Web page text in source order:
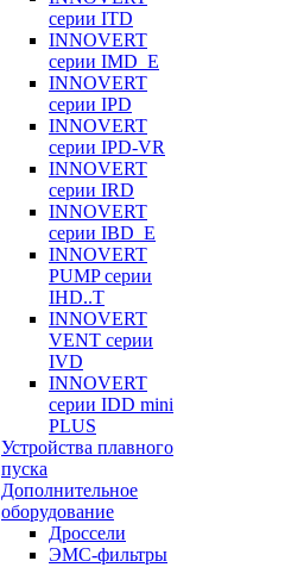
серии ITD
INNOVERT
серии IMD_E
INNOVERT
серии IPD
INNOVERT
серии IPD-VR
INNOVERT
серии IRD
INNOVERT
серии IBD_E
INNOVERT
PUMP серии
IHD..T
INNOVERT
VENT серии
IVD
INNOVERT
серии IDD mini
PLUS
Устройства плавного
пуска
Дополнительное
оборудование
Дроссели
ЭМС-фильтры